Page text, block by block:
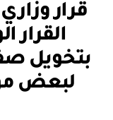
بتخويل
لبعض